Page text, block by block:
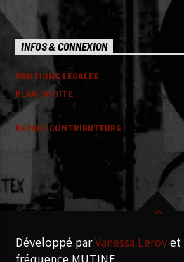
INFOS & CONNEXION
MENTIONS LEGALES
PLAN DU SITE
ESPACE CONTRIBUTEURS
Développé parVanessa Leroyet
fréquence MUTINE